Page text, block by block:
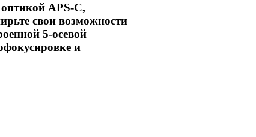
APS-C,
свои возможности
5-осевой
и